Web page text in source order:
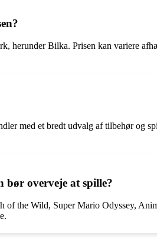
Bilka. Prisen kan variere
med et bredt udvalg af tilbehør og
bør overveje at spille?
the Wild, Super Mario Odyssey,